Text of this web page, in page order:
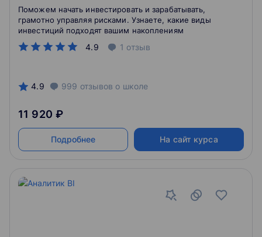
4.9 1 отзыв
Поможем начать инвестировать и зарабатывать,
грамотно управляя рисками. Узнаете, какие виды
инвестиций подходят вашим накоплениям
4.9 999 отзывов о школе
11 920 ₽
Подробнее На сайт курса